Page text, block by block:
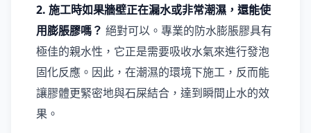
2. 施工時如果牆壁正在漏水或非常潮濕，還能使
用膨脹膠嗎？ 絕對可以。專業的防水膨脹膠具有
極佳的親水性，它正是需要吸收水氣來進行發泡
固化反應。因此，在潮濕的環境下施工，反而能
讓膠體更緊密地與石屎結合，達到瞬間止水的效
果。